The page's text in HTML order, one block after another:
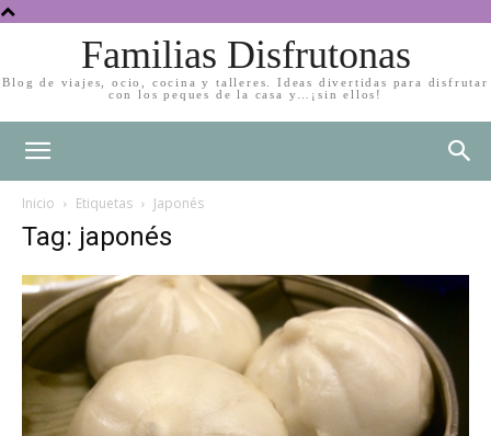
Familias Disfrutonas
Blog de viajes, ocio, cocina y talleres. Ideas divertidas para disfrutar
con los peques de la casa y…¡sin ellos!
Inicio Etiquetas Japonés
Tag: japonés